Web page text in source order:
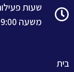
שעות פעילות
משעה 09:00 ועד שעה 20:00